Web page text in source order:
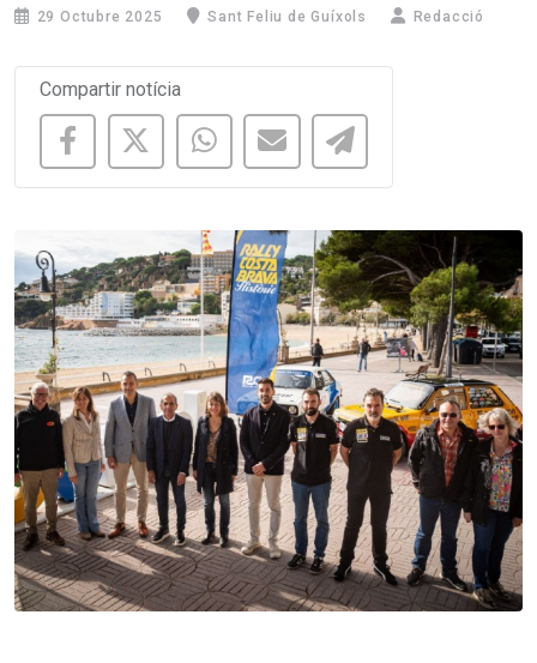
29 Octubre 2025 Sant Feliu de Guíxols Redacció
Compartir notícia